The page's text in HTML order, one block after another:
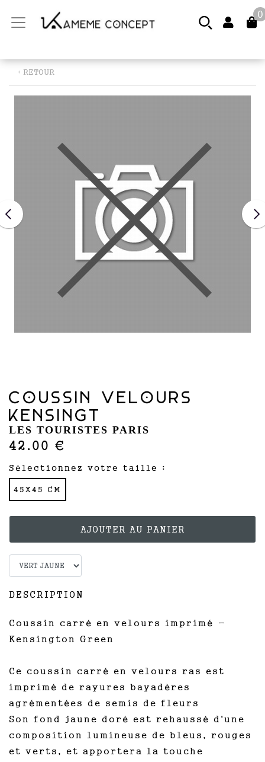
0
‹ RETOUR
COUSSIN VELOURS
KENSINGT
LES TOURISTES PARIS
42.00 €
Sélectionnez votre taille :
45X45 CM
DESCRIPTION
Coussin carré en velours imprimé -
Kensington Green
Ce coussin carré en velours ras est
imprimé de rayures bayadères
agrémentées de semis de fleurs
Son fond jaune doré est rehaussé d'une
composition lumineuse de bleus, rouges
et verts, et apportera la touche